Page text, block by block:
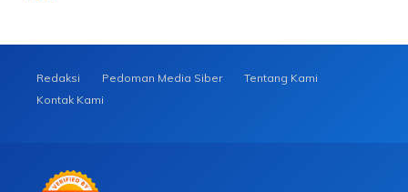
Redaksi Pedoman Media Siber
Tentang Kami
Kontak Kami